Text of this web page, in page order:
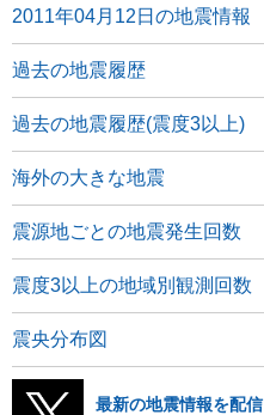
2011年04月12日の地震情報
過去の地震履歴
過去の地震履歴(震度3以上)
海外の大きな地震
震源地ごとの地震発生回数
震度3以上の地域別観測回数
震央分布図
最新の地震情報を配信